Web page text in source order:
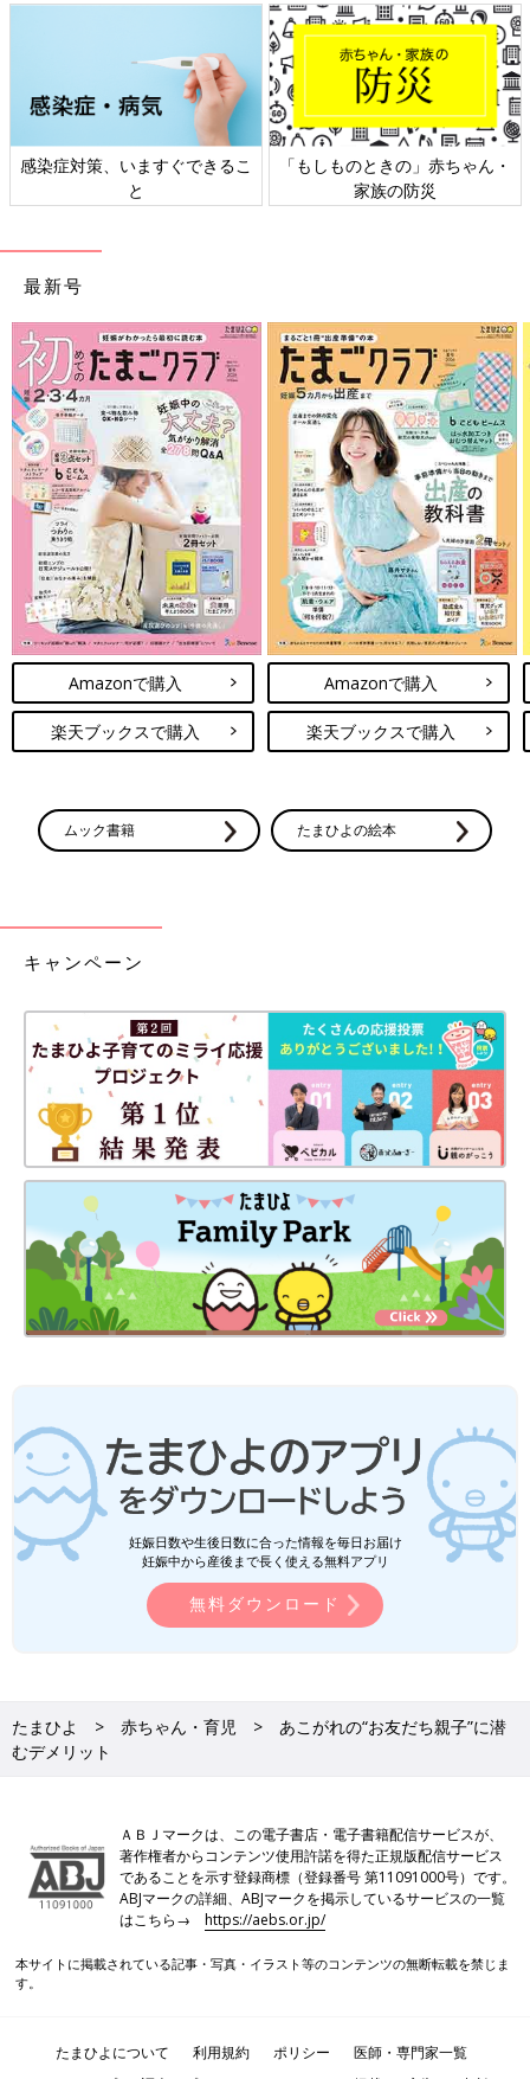
感染症対策、いますぐできるこ
と
「もしものときの」赤ちゃん・
家族の防災
最新号
Amazonで購入
楽天ブックスで購入
Amazonで購入
楽天ブックスで購入
ムック書籍 たまひよの絵本
キャンペーン
妊娠日数や生後日数に合った情報を毎日お届け
妊娠中から産後まで長く使える無料アプリ
無料ダウンロード
たまひよ 赤ちゃん・育児
あこがれの“お友だち親子”に潜
むデメリット
ＡＢＪマークは、この電子書店・電子書籍配信サービスが、
著作権者からコンテンツ使用許諾を得た正規版配信サービス
であることを示す登録商標（登録番号 第11091000号）です。
ABJマークの詳細、ABJマークを掲示しているサービスの一覧
はこちら→https://aebs.or.jp/
本サイトに掲載されている記事・写真・イラスト等のコンテンツの無断転載を禁じま
す。
たまひよについて 利用規約 ポリシー
医師・専門家一覧